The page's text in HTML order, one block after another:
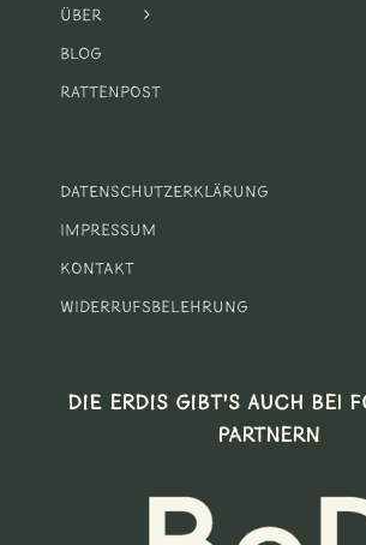
Über
Blog
Rattenpost
Datenschutzerklärung
Impressum
Kontakt
Widerrufsbelehrung
DIE ERDIS GIBT’S AUCH BEI
PARTNERN